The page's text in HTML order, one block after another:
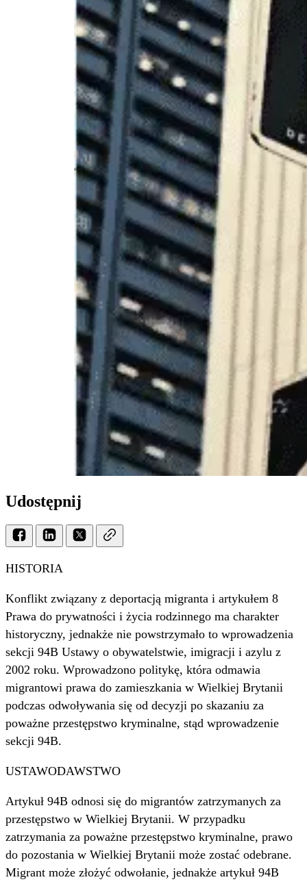
Udostępnij
HISTORIA
Konflikt związany z deportacją migranta i artykułem 8
Prawa do prywatności i życia rodzinnego ma charakter
historyczny, jednakże nie powstrzymało to wprowadzenia
sekcji 94B Ustawy o obywatelstwie, imigracji i azylu z
2002 roku. Wprowadzono politykę, która odmawia
migrantowi prawa do zamieszkania w Wielkiej Brytanii
podczas odwoływania się od decyzji po skazaniu za
poważne przestępstwo kryminalne, stąd wprowadzenie
sekcji 94B.
USTAWODAWSTWO
Artykuł 94B odnosi się do migrantów zatrzymanych za
przestępstwo w Wielkiej Brytanii. W przypadku
zatrzymania za poważne przestępstwo kryminalne, prawo
do pozostania w Wielkiej Brytanii może zostać odebrane.
Migrant może złożyć odwołanie, jednakże artykuł 94B